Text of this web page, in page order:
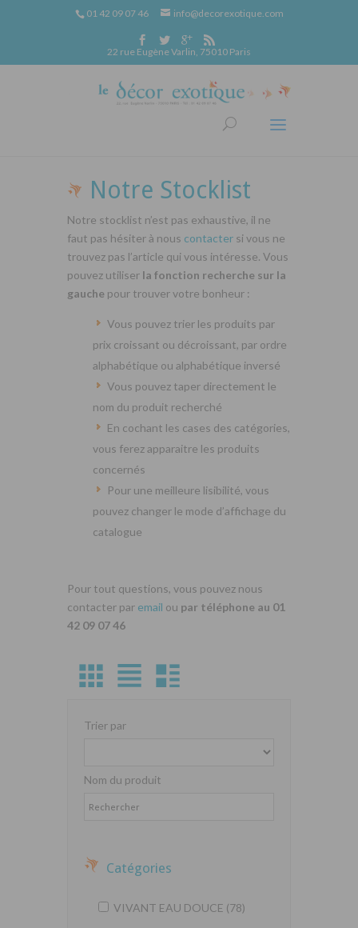
01 42 09 07 46 info@decorexotique.com
22 rue Eugène Varlin, 75010 Paris
Notre Stocklist
Notre stocklist n’est pas exhaustive, il ne
faut pas hésiter à nous contacter si vous ne
trouvez pas l’article qui vous intéresse. Vous
pouvez utiliser la fonction recherche sur la
gauche pour trouver votre bonheur :
Vous pouvez trier les produits par
prix croissant ou décroissant, par ordre
alphabétique ou alphabétique inversé
Vous pouvez taper directement le
nom du produit recherché
En cochant les cases des catégories,
vous ferez apparaitre les produits
concernés
Pour une meilleure lisibilité, vous
pouvez changer le mode d’affichage du
catalogue
Pour tout questions, vous pouvez nous
contacter par email ou par téléphone au 01
42 09 07 46
Trier par
Nom du produit
Catégories
VIVANT EAU DOUCE (78)